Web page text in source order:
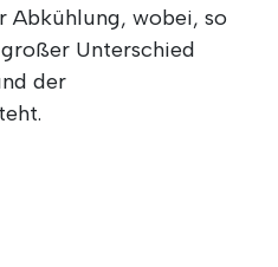
Abkühlung, wobei, so
Unterschied
der